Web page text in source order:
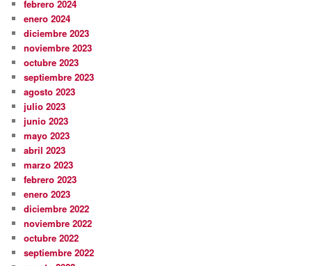
febrero 2024
enero 2024
diciembre 2023
noviembre 2023
octubre 2023
septiembre 2023
agosto 2023
julio 2023
junio 2023
mayo 2023
abril 2023
marzo 2023
febrero 2023
enero 2023
diciembre 2022
noviembre 2022
octubre 2022
septiembre 2022